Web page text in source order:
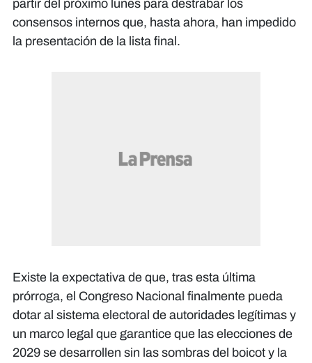
partir del próximo lunes para destrabar los
consensos internos que, hasta ahora, han impedido
la presentación de la lista final.
Existe la expectativa de que, tras esta última
prórroga, el Congreso Nacional finalmente pueda
dotar al sistema electoral de autoridades legítimas y
un marco legal que garantice que las elecciones de
2029 se desarrollen sin las sombras del boicot y la